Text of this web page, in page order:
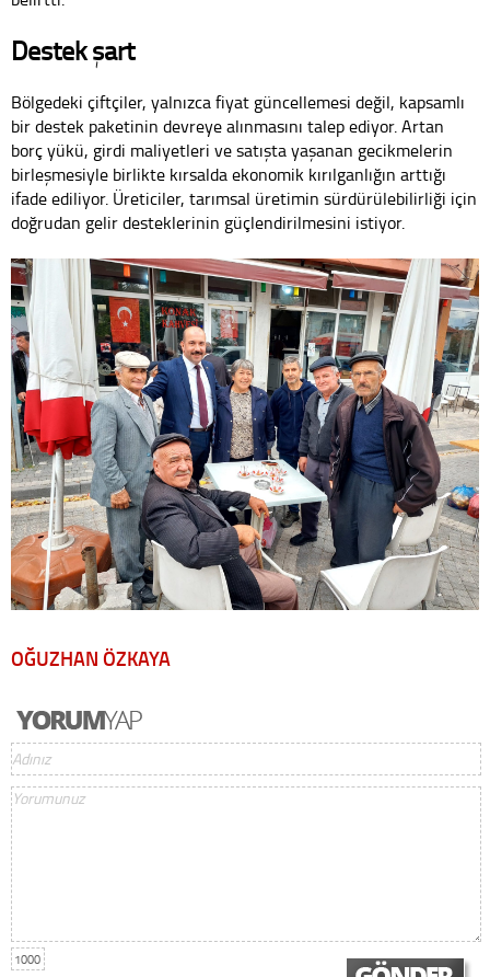
Destek şart
Bölgedeki çiftçiler, yalnızca fiyat güncellemesi değil, kapsamlı
bir destek paketinin devreye alınmasını talep ediyor. Artan
borç yükü, girdi maliyetleri ve satışta yaşanan gecikmelerin
birleşmesiyle birlikte kırsalda ekonomik kırılganlığın arttığı
ifade ediliyor. Üreticiler, tarımsal üretimin sürdürülebilirliği için
doğrudan gelir desteklerinin güçlendirilmesini istiyor.
OĞUZHAN ÖZKAYA
1000